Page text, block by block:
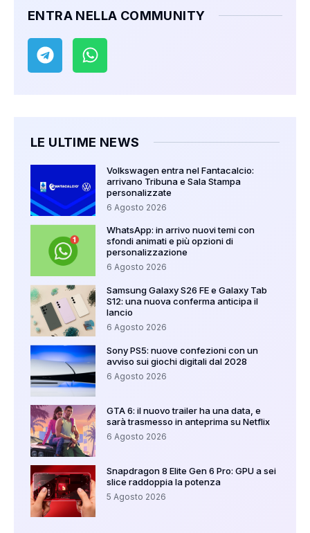
ENTRA NELLA COMMUNITY
LE ULTIME NEWS
Volkswagen entra nel Fantacalcio:
arrivano Tribuna e Sala Stampa
personalizzate
6 Agosto 2026
WhatsApp: in arrivo nuovi temi con
sfondi animati e più opzioni di
personalizzazione
6 Agosto 2026
Samsung Galaxy S26 FE e Galaxy Tab
S12: una nuova conferma anticipa il
lancio
6 Agosto 2026
Sony PS5: nuove confezioni con un
avviso sui giochi digitali dal 2028
6 Agosto 2026
GTA 6: il nuovo trailer ha una data, e
sarà trasmesso in anteprima su Netflix
6 Agosto 2026
Snapdragon 8 Elite Gen 6 Pro: GPU a sei
slice raddoppia la potenza
5 Agosto 2026